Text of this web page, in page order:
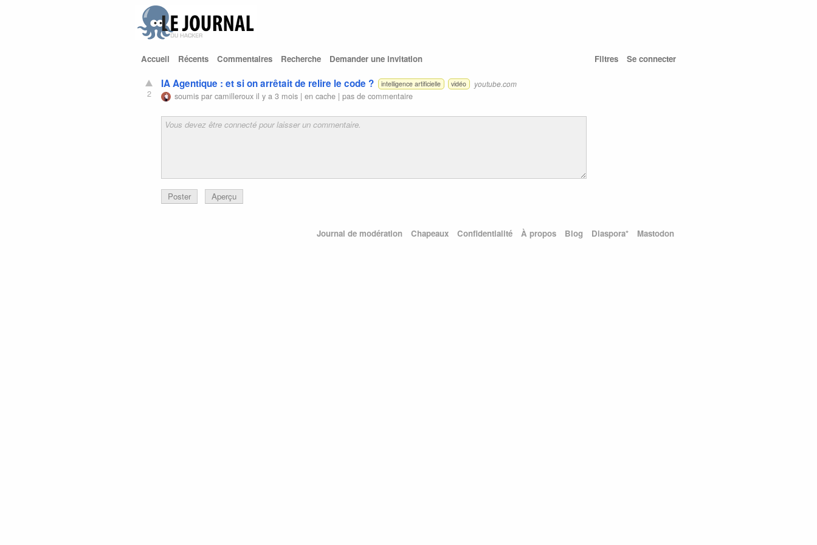
Accueil Récents Commentaires Recherche Demander une invitation Filtres Se connecter
2
IA Agentique : et si on arrêtait de relire le code ? intelligence artificielle vidéo youtube.com
soumis parcamilleroux il y a 3 mois |en cache |pas de commentaire
Poster Aperçu
Journal de modération Chapeaux Confidentialité À propos Blog Diaspora* Mastodon